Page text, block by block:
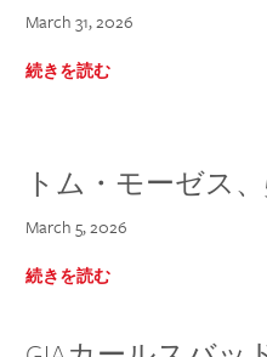
March 31, 2026
続きを読む
トム・モーゼス
March 5, 2026
続きを読む